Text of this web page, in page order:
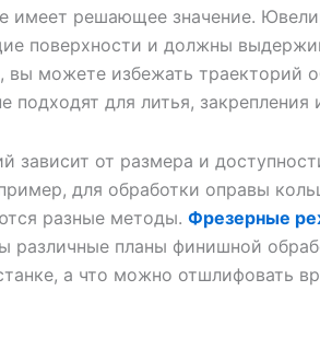
имеет решающее значение.
поверхности и должны
можете избежать траекторий
для литья, закрепления
зависит от размера и
для обработки оправы
разные методы. Фрезерные
различные планы финишной
а что можно отшлифовать